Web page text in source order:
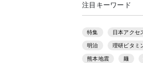
注目キーワード
特集 日本アクセ
明治 理研ビタミ
熊本地震 麺